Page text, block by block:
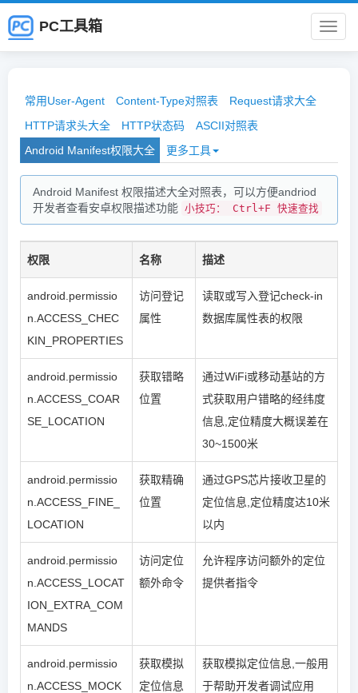
PC
箱
PC工具箱
常用User-Agent Content-Type对照表
Request请求大全
HTTP请求头大全
HTTP状态码
ASCII对照表
Android Manifest权限大全
更多工具
Android Manifest 权限描述大全对照表，可以方便andriod
开发者查看安卓权限描述功能 小技巧： Ctrl+F 快速查找
权限 名称 描述
android.permissio
n.ACCESS_CHEC
KIN_PROPERTIES
访问登记
属性
读取或写入登记check-in
数据库属性表的权限
android.permissio
n.ACCESS_COAR
SE_LOCATION
获取错略
位置
通过WiFi或移动基站的方
式获取用户错略的经纬度
信息,定位精度大概误差在
30~1500米
android.permissio
n.ACCESS_FINE_
LOCATION
获取精确
位置
通过GPS芯片接收卫星的
定位信息,定位精度达10米
以内
android.permissio
n.ACCESS_LOCAT
ION_EXTRA_COM
MANDS
访问定位
额外命令
允许程序访问额外的定位
提供者指令
android.permissio
n.ACCESS_MOCK
获取模拟
定位信息
获取模拟定位信息,一般用
于帮助开发者调试应用